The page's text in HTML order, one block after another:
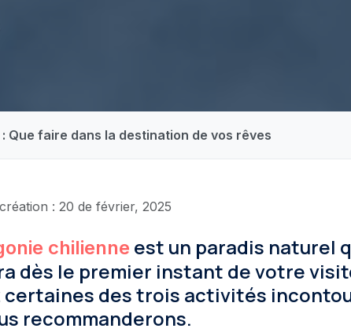
Que faire dans la destination de vos rêves
: 20 de février, 2025
chilienne est un paradis naturel
dès le premier instant de votre
certaines des trois activités
recommanderons.